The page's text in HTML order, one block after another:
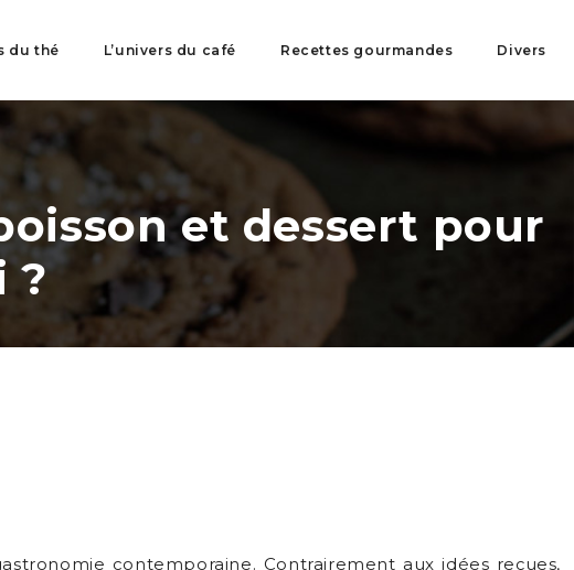
du thé L’univers du café Recettes gourmandes Divers
et dessert pour
?
contemporaine. Contrairement aux idées reçues,